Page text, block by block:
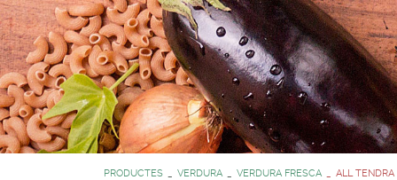
PRODUCTES VERDURA VERDURA FRESCA ALL TENDRA